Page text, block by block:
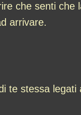
che senti che
arrivare.
te stessa legati